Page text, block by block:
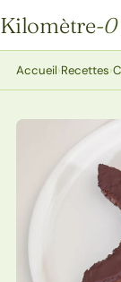
Kilomètre-0
Kilomètre-0
Accueil›Recettes›